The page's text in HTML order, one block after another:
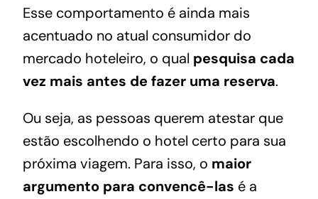
Esse comportamento é ainda mais
acentuado no atual consumidor do
mercado hoteleiro, o qual pesquisa cada
vez mais antes de fazer uma reserva.
Ou seja, as pessoas querem atestar que
estão escolhendo o hotel certo para sua
próxima viagem. Para isso, o maior
argumento para convencê-las é a